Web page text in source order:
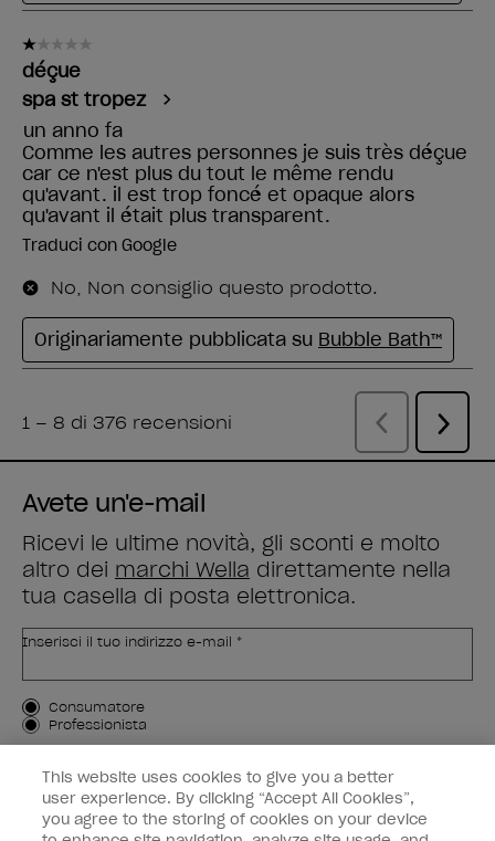
Avete un'e-mail
Ricevi le ultime novità, gli sconti e molto
altro dei marchi Wella direttamente nella
tua casella di posta elettronica.
Inserisci il tuo indirizzo e-mail *
Tipo di cliente
Consumatore
Professionista
ISCRIVIMI
Informazioni per i clienti
This website uses cookies to give you a better
user experience. By clicking “Accept All Cookies”,
you agree to the storing of cookies on your device